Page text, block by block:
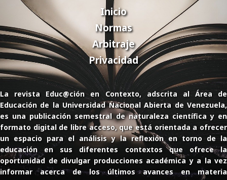
Inicio
Normas
Arbitraje
Privacidad
La revista Educ@ción en Contexto, adscrita al Área de
Educación de la Universidad Nacional Abierta de Venezuela,
es una publicación semestral de naturaleza científica y en
formato digital de libre acceso, que está orientada a ofrecer
un espacio para el análisis y la reflexión en torno de la
educación en sus diferentes contextos que ofrece la
oportunidad de divulgar producciones académica y a la vez
informar acerca de los últimos avances en materia